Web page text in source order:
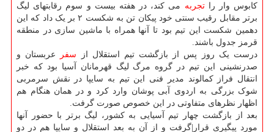
کابوس وار راتجربه می کند، در هفته بیست و سوم رقابتهای لیگ
برتر مقابل رقیب سنتی خود پیکان تن به شکست ۲ بر یک داد که این
دهمین شکست این تیم بود تا آنها همراه با ماشین سازی در منطقه
قرمز جدول باشند.
درست یک روز پس از بازگشت تیم استقلال از سفر
عربستان و
صدرنشینی این تیم در گروه مرگ لیگ قهرمانان آسیا بود که خبر
انتقال فراز کمالوند مدیر فنی این تیم به سایپا در نقش سرمربی
شوک بزرگی به اردوی آبی پوشان وارد کرد و در همان هنگام هم
اظهار نظرهای متفاوتی در این خصوص صورت گرفت.
بعد از بازگشت چهار تیم آسیایی به کشور، لیگ برتر با حضور آنها
مورد پیگیری قرار|گرفت و از آن به بعد استقلال و سایپا هم در دو